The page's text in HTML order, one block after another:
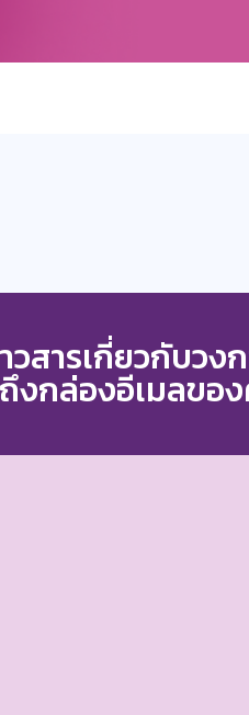
วสารเกี่ยวกับวง
งกล่องอีเมลขอ